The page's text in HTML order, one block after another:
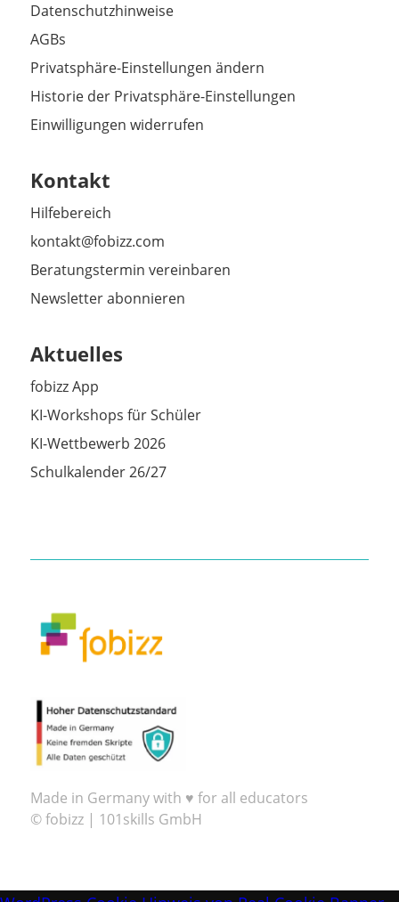
Datenschutzhinweise
AGBs
Privatsphäre-Einstellungen ändern
Historie der Privatsphäre-Einstellungen
Einwilligungen widerrufen
Kontakt
Hilfebereich
kontakt@fobizz.com
Beratungstermin vereinbaren
Newsletter abonnieren
Aktuelles
fobizz App
KI-Workshops für Schüler
KI-Wettbewerb 2026
Schulkalender 26/27
Made in Germany with ♥ for all educators
© fobizz | 101skills GmbH